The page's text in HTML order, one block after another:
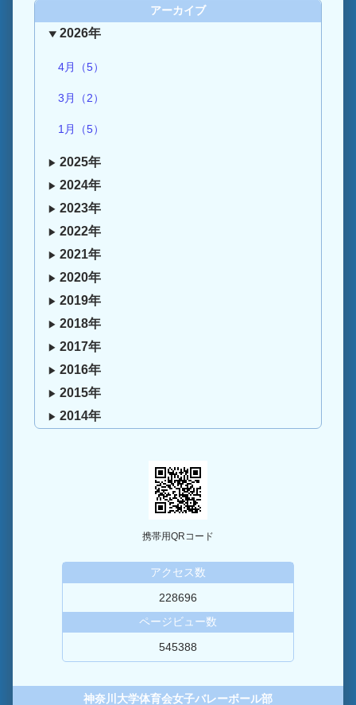
アーカイブ
2026年
4月（5）
3月（2）
1月（5）
2025年
2024年
2023年
2022年
2021年
2020年
2019年
2018年
2017年
2016年
2015年
2014年
携帯用QRコード
アクセス数
228696
ページビュー数
545388
神奈川大学体育会女子バレーボール部